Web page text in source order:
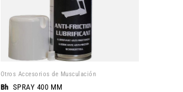
Otros Accesorios de Musculación
Bh SPRAY 400 MM